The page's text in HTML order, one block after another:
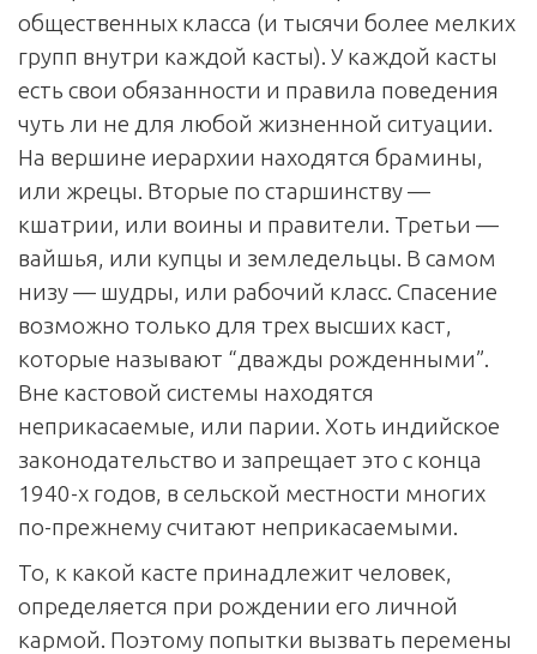
общественных класса (и тысячи более мелких
групп внутри каждой касты). У каждой касты
есть свои обязанности и правила поведения
чуть ли не для любой жизненной ситуации.
На вершине иерархии находятся брамины,
или жрецы. Вторые по старшинству —
кшатрии, или воины и правители. Третьи —
вайшья, или купцы и земледельцы. В самом
низу — шудры, или рабочий класс. Спасение
возможно только для трех высших каст,
которые называют “дважды рожденными”.
Вне кастовой системы находятся
неприкасаемые, или парии. Хоть индийское
законодательство и запрещает это с конца
1940-х годов, в сельской местности многих
по-прежнему считают неприкасаемыми.
То, к какой касте принадлежит человек,
определяется при рождении его личной
кармой. Поэтому попытки вызвать перемены